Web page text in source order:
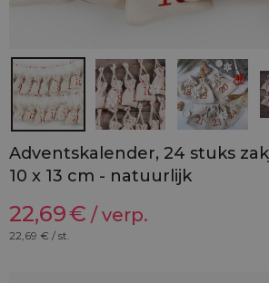
Adventskalender, 24 stuks
10 x 13 cm - natuurlijk
22,69€ / verp.
22,69 € / st.